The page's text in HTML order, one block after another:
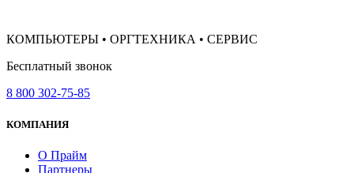
КОМПЬЮТЕРЫ • ОРГТЕХНИКА • СЕРВИС
Бесплатный звонок
8 800 302-75-85
КОМПАНИЯ
О Прайм
Партнеры